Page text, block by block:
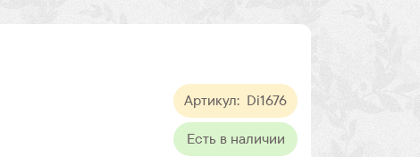
Артикул: Di1676
Есть в наличии